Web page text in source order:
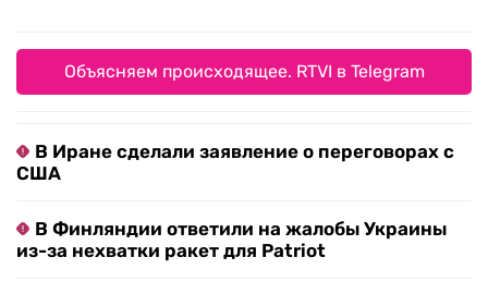
Объясняем происходящее. RTVI в Telegram
В Иране сделали заявление о переговорах с
США
В Финляндии ответили на жалобы Украины
из-за нехватки ракет для Patriot